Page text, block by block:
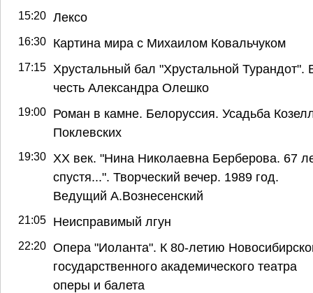
15:20 Лексо
16:30 Картина мира с Михаилом Ковальчуком
17:15
Хрустальный бал "Хрустальной Турандот".
честь Александра Олешко
19:00
Роман в камне. Белоруссия. Усадьба
Поклевских
19:30
ХХ век. "Нина Николаевна Берберова. 67
спустя...". Творческий вечер. 1989 год.
Ведущий А.Вознесенский
21:05 Неисправимый лгун
22:20 Опера "Иоланта". К 80-летию
государственного академического театра
оперы и балета